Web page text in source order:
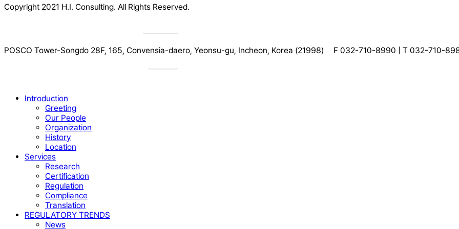
Copyright 2021 H.I. Consulting. All Rights Reserved.​
POSCO Tower-Songdo 28F, 165, Convensia-daero, Yeonsu-gu, Incheon, Korea (21998) F 032-710-8990 | T 032-710-
Close
Introduction
Greeting
Our People
Organization
History
Location
Services
Research
Certification
Regulation
Compliance
Translation
REGULATORY TRENDS
News